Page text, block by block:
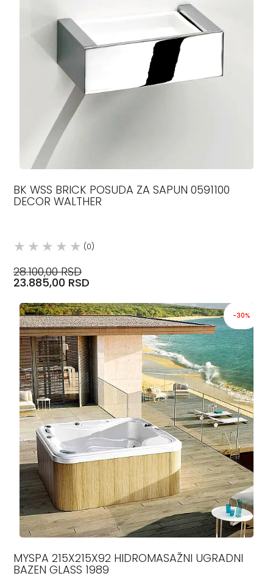
BK WSS BRICK POSUDA ZA SAPUN 0591100
DECOR WALTHER
(0)
28.100,00 RSD
23.885,00 RSD
-30%
MYSPA 215X215X92 HIDROMASAŽNI UGRADNI
BAZEN GLASS 1989